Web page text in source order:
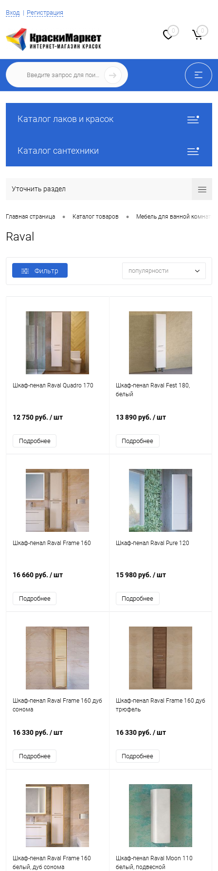
Вход Регистрация
0 0
Каталог лаков и красок
Каталог сантехники
Уточнить раздел
Главная страница • Каталог товаров • Мебель для ванной комнаты
Raval
Фильтр популярности
Шкаф-пенал Raval Quadro 170
12 750 руб. / шт
Подробнее
Шкаф-пенал Raval Fest 180,
белый
13 890 руб. / шт
Подробнее
Шкаф-пенал Raval Frame 160
16 660 руб. / шт
Подробнее
Шкаф-пенал Raval Pure 120
15 980 руб. / шт
Подробнее
Шкаф-пенал Raval Frame 160 дуб
сонома
16 330 руб. / шт
Подробнее
Шкаф-пенал Raval Frame 160 дуб
трюфель
16 330 руб. / шт
Подробнее
Шкаф-пенал Raval Frame 160
белый, дуб сонома
Шкаф-пенал Raval Moon 110
белый, подвесной